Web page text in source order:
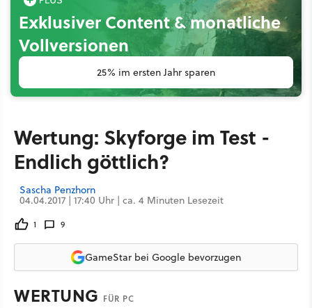
Exklusiver Content & monatliche
Vollversionen
25% im ersten Jahr sparen
Wertung: Skyforge im Test -
Endlich göttlich?
Sascha Penzhorn
04.04.2017 | 17:40 Uhr | ca. 4 Minuten Lesezeit
1 9
GameStar bei Google bevorzugen
WERTUNG FÜR PC